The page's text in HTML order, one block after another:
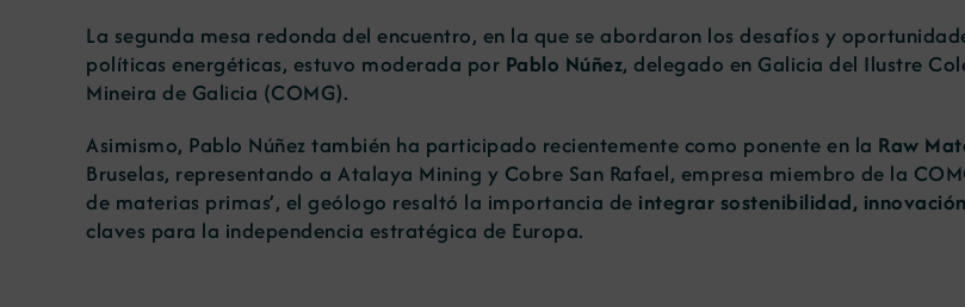
La segunda mesa redonda del encuentro, en la que se abordaron los desafíos y
políticas energéticas, estuvo moderada por Pablo Núñez, delegado en Galicia del Ilustre
Mineira de Galicia (COMG).
Asimismo, Pablo Núñez también ha participado recientemente como ponente en la Raw
Bruselas, representando a Atalaya Mining y Cobre San Rafael, empresa miembro de la
de materias primas’, el geólogo resaltó la importancia de integrar sostenibilidad,
claves para la independencia estratégica de Europa.